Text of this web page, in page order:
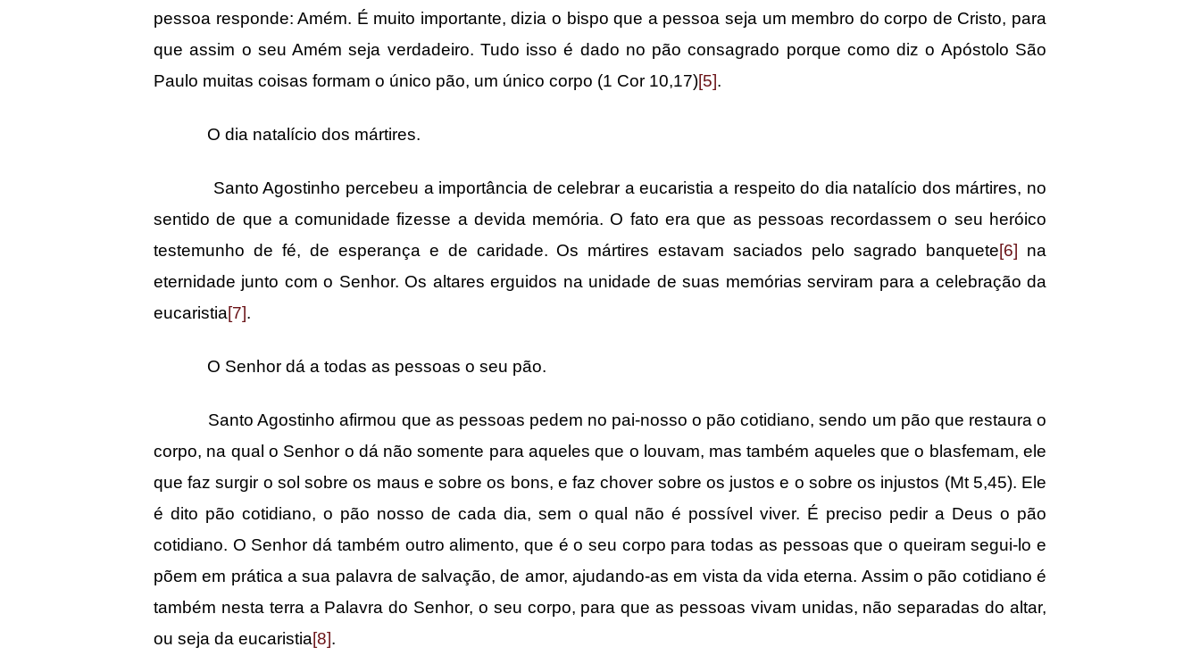
pessoa responde: Amém. É muito importante, dizia o bispo que a pessoa seja um membro do corpo de Cristo, para
que assim o seu Amém seja verdadeiro. Tudo isso é dado no pão consagrado porque como diz o Apóstolo São
Paulo muitas coisas formam o único pão, um único corpo (1 Cor 10,17)[5].
O dia natalício dos mártires.
Santo Agostinho percebeu a importância de celebrar a eucaristia a respeito do dia natalício dos mártires, no
sentido de que a comunidade fizesse a devida memória. O fato era que as pessoas recordassem o seu heróico
testemunho de fé, de esperança e de caridade. Os mártires estavam saciados pelo sagrado banquete[6] na
eternidade junto com o Senhor. Os altares erguidos na unidade de suas memórias serviram para a celebração da
eucaristia[7].
O Senhor dá a todas as pessoas o seu pão.
Santo Agostinho afirmou que as pessoas pedem no pai-nosso o pão cotidiano, sendo um pão que restaura o
corpo, na qual o Senhor o dá não somente para aqueles que o louvam, mas também aqueles que o blasfemam, ele
que faz surgir o sol sobre os maus e sobre os bons, e faz chover sobre os justos e o sobre os injustos (Mt 5,45). Ele
é dito pão cotidiano, o pão nosso de cada dia, sem o qual não é possível viver. É preciso pedir a Deus o pão
cotidiano. O Senhor dá também outro alimento, que é o seu corpo para todas as pessoas que o queiram segui-lo e
põem em prática a sua palavra de salvação, de amor, ajudando-as em vista da vida eterna. Assim o pão cotidiano é
também nesta terra a Palavra do Senhor, o seu corpo, para que as pessoas vivam unidas, não separadas do altar,
ou seja da eucaristia[8].